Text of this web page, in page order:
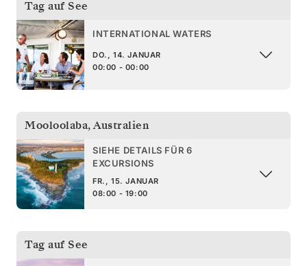
Tag auf See
INTERNATIONAL WATERS
DO., 14. JANUAR
00:00 - 00:00
Mooloolaba,Australien
SIEHE DETAILS FÜR 6
EXCURSIONS
FR., 15. JANUAR
08:00 - 19:00
Tag auf See